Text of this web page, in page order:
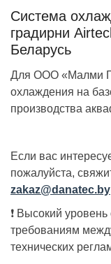
Система
градирни
Беларусь
Для ООО «Малми
охлаждения на
производства
Если вас
пожалуйста,
zakaz@danatec.by
❗️ Высокий
требованиям
технических